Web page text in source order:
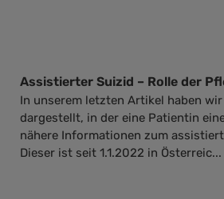
Assistierter Suizid – Rolle der
In unserem letzten Artikel haben
dargestellt, in der eine Patientin
nähere Informationen zum
Dieser ist seit 1.1.2022 in Österreic...